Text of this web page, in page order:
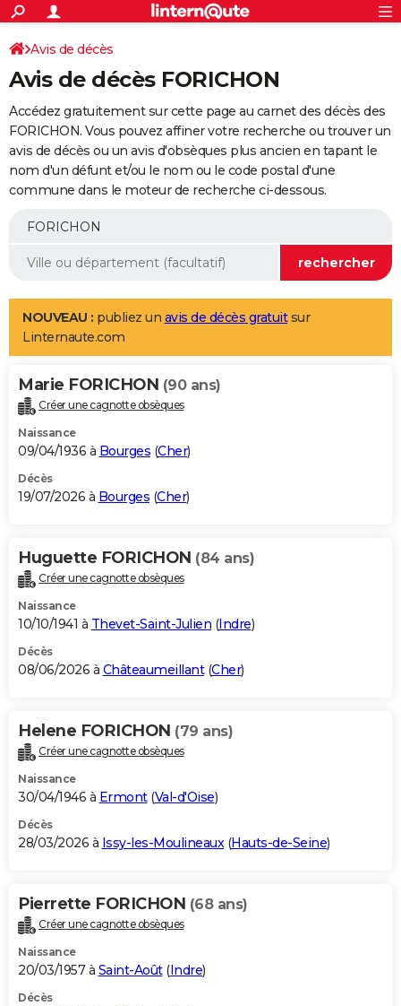
ACTUALITÉS
Politique
Société
Faits Divers
Education
Monde
Villes
+
SPORT
Coupe du monde 2026
Football
Tennis
Cyclisme
Rugby
Forum
Programme TV
TNT
Streaming
Cinéma
Sorties cinéma
Musique
+
FINANCE
Retraite
Epargne
Immobilier
Risques naturels par ville
Banque
Assurance
AUTO
Essais
Réserver un essai
Citadines
Berlines
SUV
Forum auto
+
Mobiles
Meilleur smartphone
Internet
Ordinateurs
Jeux vidéo
Guide high-tech
Aménagement intérieur
LIFESTYLE
Art de vivre
Bien-être
Loisirs
Mode
Modes de vie
Alimentation
Guide de la santé
Maladies
Médicaments
Sommeil
VOYAGE
Destinations
City break
Voyage nature
Voyage de noces
Forum
Climat
+PHOTO
GUIDES D'ACHAT
BONS PLANS
Carte de Noël
Carte Bonne année
Carte Saint-Valentin
Carte Pâques
Carte d'anniversaire
DICTIONNAIRE
Dictionnaire
Biographies
Citations
Expressions
Proverbes
PROGRAMME TV
S'inscrire
Se connecter
Lycées
Collèges
Primaires
Universités
Entreprises
Service militaire
Avis de recherche
AVIS DE DÉCÈS
Bricolage
Lifestyle
Culture
Sport
Auto
Television
Voyage
Cinema
Avis de décès
Avis de décès FORICHON
Accédez gratuitement sur cette page au carnet des décès des
FORICHON. Vous pouvez affiner votre recherche ou trouver un
avis de décès ou un avis d'obsèques plus ancien en tapant le
nom d'un défunt et/ou le nom ou le code postal d'une
commune dans le moteur de recherche ci-dessous.
NOUVEAU : publiez un avis de décès gratuitsur
Linternaute.com
Marie FORICHON (90 ans)
Créer une cagnotte obsèques
Naissance
09/04/1936 à Bourges (Cher)
Décès
19/07/2026 à Bourges (Cher)
Huguette FORICHON (84 ans)
Créer une cagnotte obsèques
Naissance
10/10/1941 à Thevet-Saint-Julien (Indre)
Décès
08/06/2026 à Châteaumeillant(Cher)
Helene FORICHON (79 ans)
Créer une cagnotte obsèques
Naissance
30/04/1946 à Ermont(Val-d'Oise)
Décès
28/03/2026 à Issy-les-Moulineaux(Hauts-de-Seine)
Pierrette FORICHON (68 ans)
Créer une cagnotte obsèques
Naissance
20/03/1957 à Saint-Août(Indre)
Décès